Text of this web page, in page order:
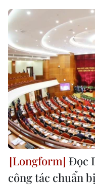
Đọc
công tác chuẩn